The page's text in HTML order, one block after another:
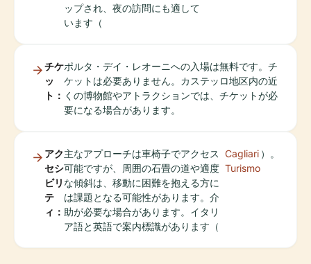
ップされ、夜の訪問にも適して
います（
チケ
ッ
ト：
ポルタ・デイ・レオーニへの入場は無料です。チ
ケットは必要ありません。カステッロ地区内の近
くの博物館やアトラクションでは、チケットが必
要になる場合があります。
アク
セシ
ビリ
テ
ィ：
主なアプローチは車椅子でアクセス
可能ですが、周囲の石畳の道や適度
な傾斜は、移動に困難を抱える方に
は課題となる可能性があります。介
助が必要な場合があります。イタリ
ア語と英語で案内標識があります（
Cagliari
Turismo
）。